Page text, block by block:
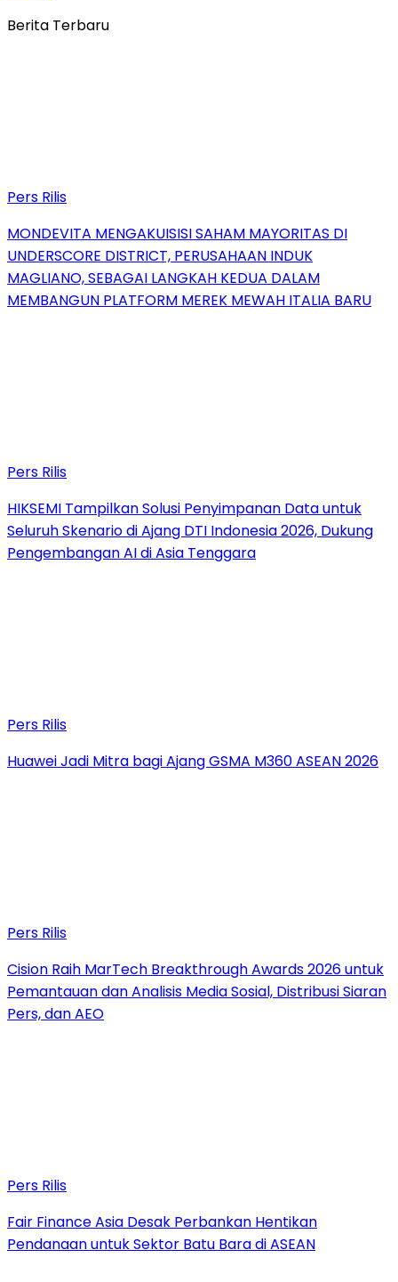
Berita Terbaru
Pers Rilis
MONDEVITA MENGAKUISISI SAHAM MAYORITAS DI
UNDERSCORE DISTRICT, PERUSAHAAN INDUK
MAGLIANO, SEBAGAI LANGKAH KEDUA DALAM
MEMBANGUN PLATFORM MEREK MEWAH ITALIA BARU
Pers Rilis
HIKSEMI Tampilkan Solusi Penyimpanan Data untuk
Seluruh Skenario di Ajang DTI Indonesia 2026, Dukung
Pengembangan AI di Asia Tenggara
Pers Rilis
Huawei Jadi Mitra bagi Ajang GSMA M360 ASEAN 2026
Pers Rilis
Cision Raih MarTech Breakthrough Awards 2026 untuk
Pemantauan dan Analisis Media Sosial, Distribusi Siaran
Pers, dan AEO
Pers Rilis
Fair Finance Asia Desak Perbankan Hentikan
Pendanaan untuk Sektor Batu Bara di ASEAN